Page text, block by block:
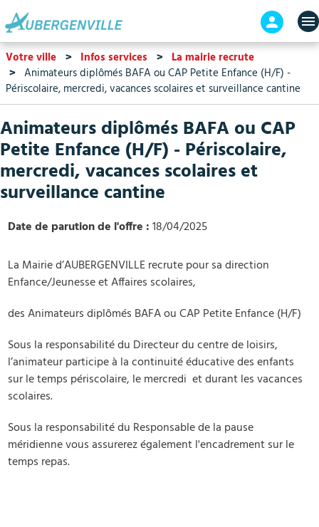
contenu
principal
En-
tête
Votre ville Infos services
La mairie recrute
Animateurs diplômés BAFA ou CAP Petite Enfance (H/F) -
Périscolaire, mercredi, vacances scolaires et surveillance cantine
Animateurs diplômés BAFA ou CAP
Petite Enfance (H/F) - Périscolaire,
mercredi, vacances scolaires et
surveillance cantine
Date de parution de l'offre 18/04/2025
La Mairie d’AUBERGENVILLE recrute pour sa direction
Enfance/Jeunesse et Affaires scolaires,
des Animateurs diplômés BAFA ou CAP Petite Enfance (H/F)
Sous la responsabilité du Directeur du centre de loisirs,
l’animateur participe à la continuité éducative des enfants
sur le temps périscolaire, le mercredi et durant les vacances
scolaires.
Sous la responsabilité du Responsable de la pause
méridienne vous assurerez également l'encadrement sur le
temps repas.